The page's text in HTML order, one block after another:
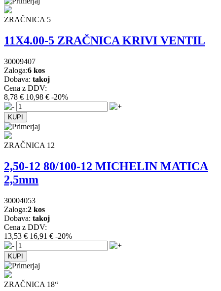
ZRAČNICA 5
11X4.00-5 ZRAČNICA KRIVI VENTIL
30009407
Zaloga:6 kos
Dobava: takoj
Cena z DDV:
8,78 € 10,98 € -20%
ZRAČNICA 12
2,50-12 80/100-12 MICHELIN MATICA
2,5mm
30004053
Zaloga:2 kos
Dobava: takoj
Cena z DDV:
13,53 € 16,91 € -20%
ZRAČNICA 18“